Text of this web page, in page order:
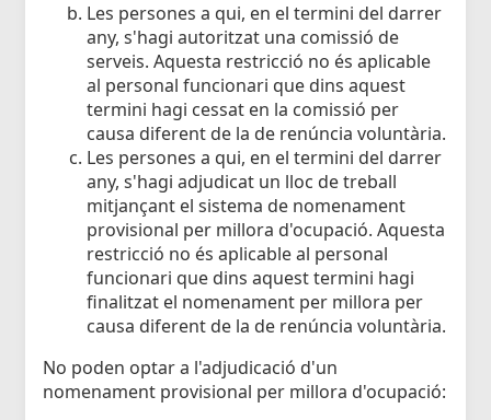
Les persones a qui, en el termini del darrer
any, s'hagi autoritzat una comissió de
serveis. Aquesta restricció no és aplicable
al personal funcionari que dins aquest
termini hagi cessat en la comissió per
causa diferent de la de renúncia voluntària.
Les persones a qui, en el termini del darrer
any, s'hagi adjudicat un lloc de treball
mitjançant el sistema de nomenament
provisional per millora d'ocupació. Aquesta
restricció no és aplicable al personal
funcionari que dins aquest termini hagi
finalitzat el nomenament per millora per
causa diferent de la de renúncia voluntària.
No poden optar a l'adjudicació d'un
nomenament provisional per millora d'ocupació: